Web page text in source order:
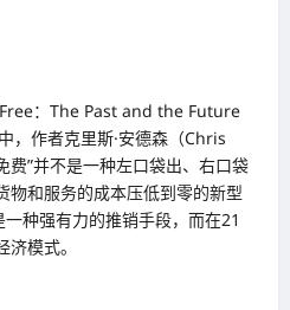
：The Past and the Future
，作者克里斯·安德森（Chris
”并不是一种左口袋出、右口袋
物和服务的成本压低到零的新型
种强有力的推销手段，而在21
模式。